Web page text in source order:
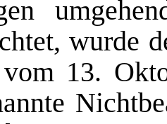
wurde
vom 13.